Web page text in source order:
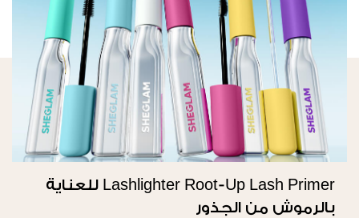
Lashlighter Root-Up Lash Primer للعناية
بالرموش من الجذور